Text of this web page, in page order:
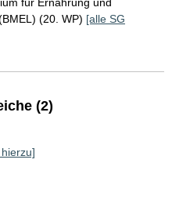
(20. WP) [alle SG
(2)